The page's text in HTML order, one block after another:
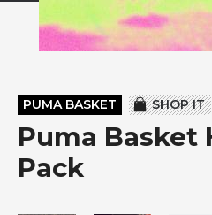
PUMA BASKET SHOP IT
Puma Basket
Pack